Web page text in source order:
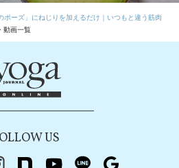
ポーズ」にねじりを加えるだけ｜いつもと違う筋肉
動画一覧
US
Twitter）
instagram
note youtubeline